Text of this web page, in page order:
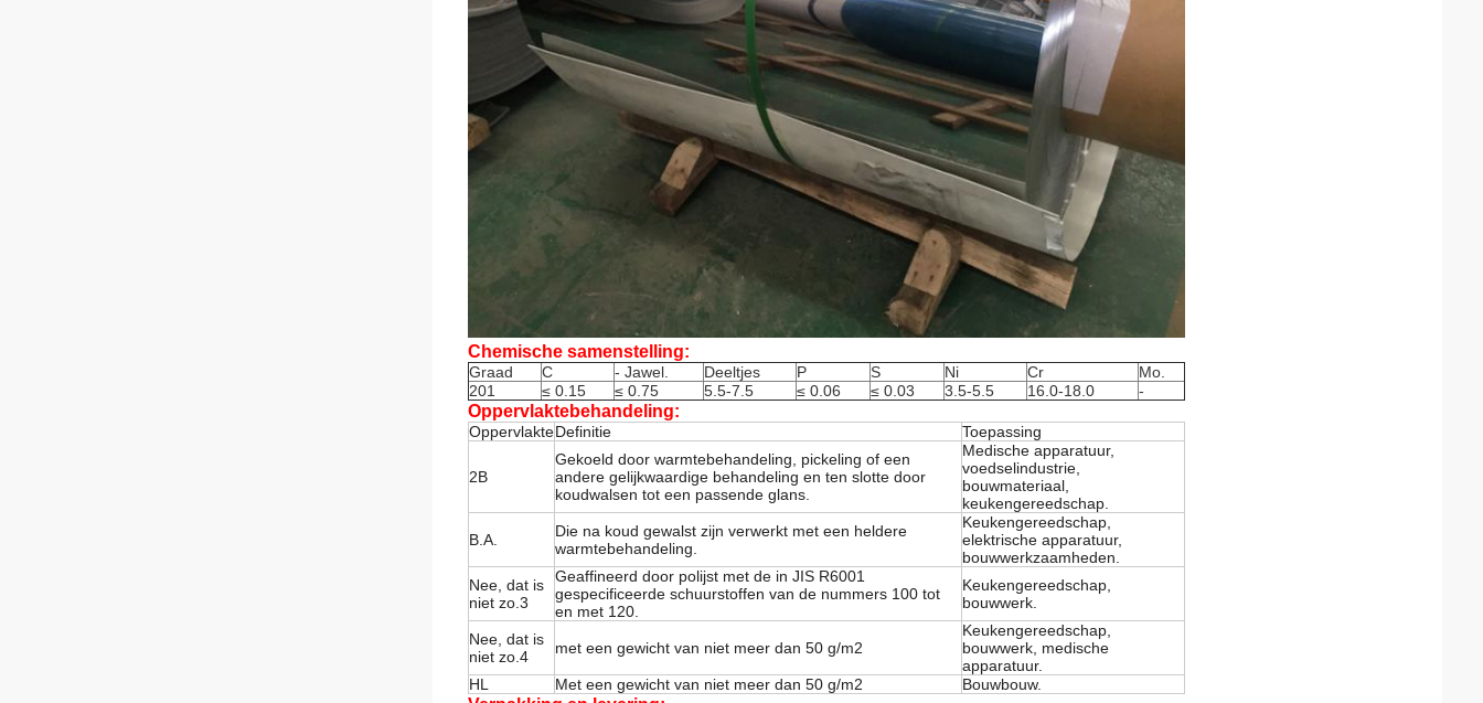
Chemische samenstelling:
Graad C - Jawel. Deeltjes P S Ni Cr
Mo.
201
≤ 0.15 ≤ 0.75 5.5-7.5 ≤ 0.06 ≤ 0.03 3.5-5.5 16.0-18.0 -
Oppervlaktebehandeling:
OppervlakteDefinitie Toepassing
2B
Gekoeld door warmtebehandeling, pickeling of een
andere gelijkwaardige behandeling en ten slotte door
koudwalsen tot een passende glans.
Medische apparatuur,
voedselindustrie,
bouwmateriaal,
keukengereedschap.
B.A.
Die na koud gewalst zijn verwerkt met een heldere
warmtebehandeling.
Keukengereedschap,
elektrische apparatuur,
bouwwerkzaamheden.
Nee, dat is
niet zo.3
Geaffineerd door polijst met de in JIS R6001
gespecificeerde schuurstoffen van de nummers 100 tot
en met 120.
Keukengereedschap,
bouwwerk.
Nee, dat is
niet zo.4
met een gewicht van niet meer dan 50 g/m2
Keukengereedschap,
bouwwerk, medische
apparatuur.
HL
Met een gewicht van niet meer dan 50 g/m2 Bouwbouw.